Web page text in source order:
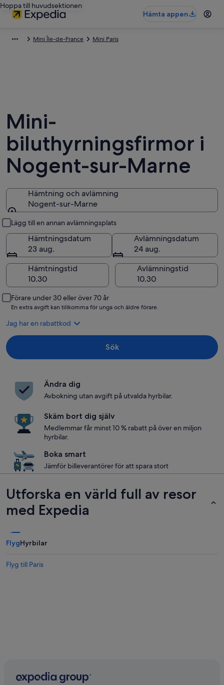
Hoppa till huvudsektionen
Hämta appen
Mini Île-de-France Mini Paris
Mini-
biluthyrningsfirmor i
Nogent-sur-Marne
Hämtning och avlämning
Nogent-sur-Marne
Lägg till en annan avlämningsplats
Hämtningsdatum
23 aug.
Avlämningsdatum
24 aug.
Hämtningstid
Avlämningstid
Förare under 30 eller över 70 år
En extra avgift kan tillkomma för unga och äldre förare.
Jag har en rabattkod
Sök
Ändra dig
Avbokning utan avgift på utvalda hyrbilar.
Skäm bort dig själv
Medlemmar får minst 10 % rabatt på över en miljon
hyrbilar.
Boka smart
Jämför billeverantörer för att spara stort
Utforska en värld full av resor
med Expedia
FlygHyrbilar
Flyg till Paris